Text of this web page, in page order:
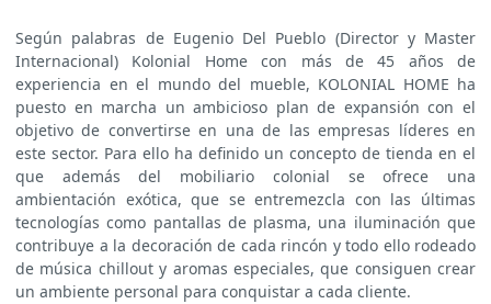
Según palabras de Eugenio Del Pueblo (Director y Master
Internacional) Kolonial Home con más de 45 años de
experiencia en el mundo del mueble, KOLONIAL HOME ha
puesto en marcha un ambicioso plan de expansión con el
objetivo de convertirse en una de las empresas líderes en
este sector. Para ello ha definido un concepto de tienda en el
que además del mobiliario colonial se ofrece una
ambientación exótica, que se entremezcla con las últimas
tecnologías como pantallas de plasma, una iluminación que
contribuye a la decoración de cada rincón y todo ello rodeado
de música chillout y aromas especiales, que consiguen crear
un ambiente personal para conquistar a cada cliente.